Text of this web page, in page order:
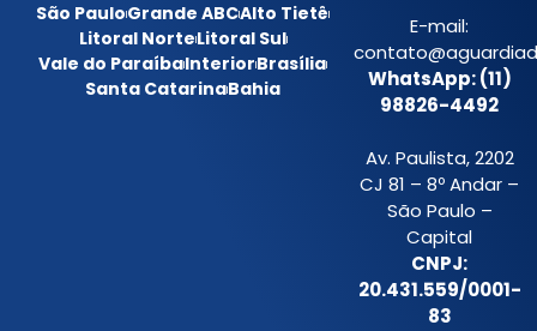
São PauloGrande ABCAlto Tietê
Litoral NorteLitoral Sul
Vale do ParaíbaInteriorBrasília
Santa CatarinaBahia
E-mail:
WhatsApp: (11)
98826-4492
Av. Paulista, 2202
CJ 81 – 8º Andar –
São Paulo –
Capital
CNPJ:
20.431.559/0001-
83